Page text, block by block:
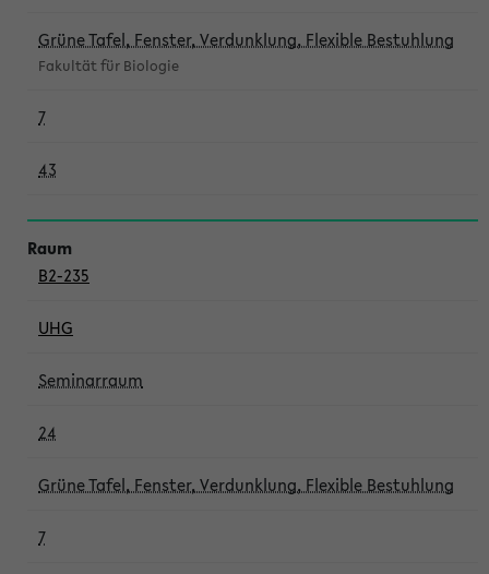
Grüne Tafel, Fenster, Verdunklung, Flexible Bestuhlung
Fakultät für Biologie
7
43
B2-235
UHG
Seminarraum
24
Grüne Tafel, Fenster, Verdunklung, Flexible Bestuhlung
7